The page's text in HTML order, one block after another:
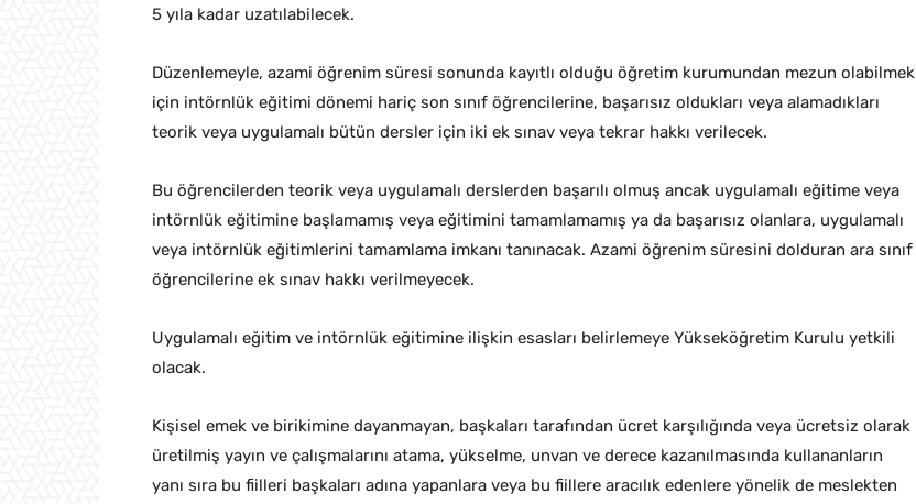
5 yıla kadar uzatılabilecek.
Düzenlemeyle, azami öğrenim süresi sonunda kayıtlı olduğu öğretim kurumundan mezun olabilmek
için intörnlük eğitimi dönemi hariç son sınıf öğrencilerine, başarısız oldukları veya alamadıkları
teorik veya uygulamalı bütün dersler için iki ek sınav veya tekrar hakkı verilecek.
Bu öğrencilerden teorik veya uygulamalı derslerden başarılı olmuş ancak uygulamalı eğitime veya
intörnlük eğitimine başlamamış veya eğitimini tamamlamamış ya da başarısız olanlara, uygulamalı
veya intörnlük eğitimlerini tamamlama imkanı tanınacak. Azami öğrenim süresini dolduran ara sınıf
öğrencilerine ek sınav hakkı verilmeyecek.
Uygulamalı eğitim ve intörnlük eğitimine ilişkin esasları belirlemeye Yükseköğretim Kurulu yetkili
olacak.
Kişisel emek ve birikimine dayanmayan, başkaları tarafından ücret karşılığında veya ücretsiz olarak
üretilmiş yayın ve çalışmalarını atama, yükselme, unvan ve derece kazanılmasında kullananların
yanı sıra bu fiilleri başkaları adına yapanlara veya bu fiillere aracılık edenlere yönelik de meslekten